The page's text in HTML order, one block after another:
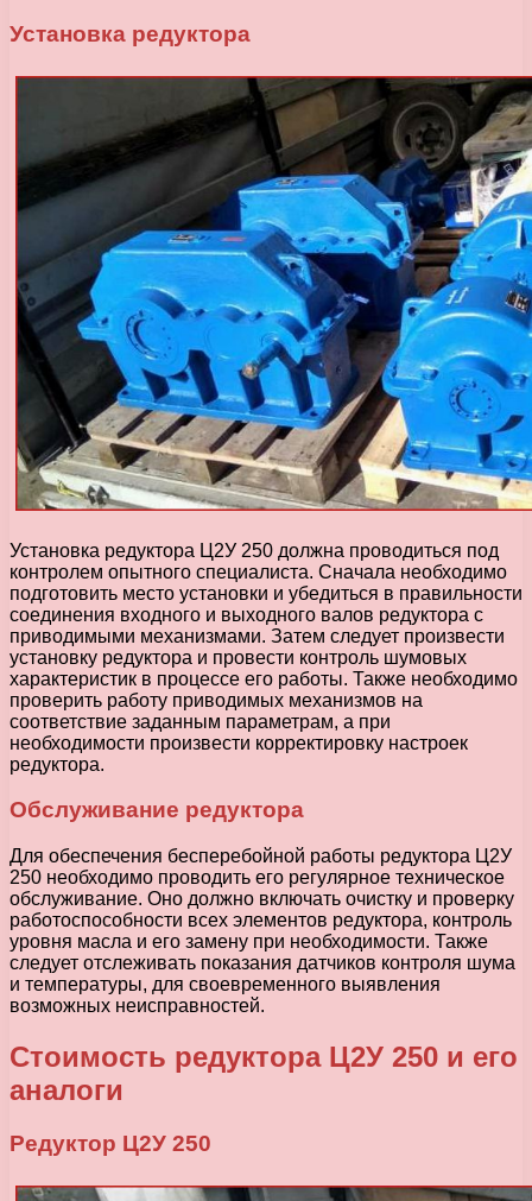
Установка редуктора
Установка редуктора Ц2У 250 должна проводиться под
контролем опытного специалиста. Сначала необходимо
подготовить место установки и убедиться в правильности
соединения входного и выходного валов редуктора с
приводимыми механизмами. Затем следует произвести
установку редуктора и провести контроль шумовых
характеристик в процессе его работы. Также необходимо
проверить работу приводимых механизмов на
соответствие заданным параметрам, а при
необходимости произвести корректировку настроек
редуктора.
Обслуживание редуктора
Для обеспечения бесперебойной работы редуктора Ц2У
250 необходимо проводить его регулярное техническое
обслуживание. Оно должно включать очистку и проверку
работоспособности всех элементов редуктора, контроль
уровня масла и его замену при необходимости. Также
следует отслеживать показания датчиков контроля шума
и температуры, для своевременного выявления
возможных неисправностей.
Стоимость редуктора Ц2У 250 и его
аналоги
Редуктор Ц2У 250